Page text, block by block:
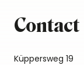
Contact
Küppersweg 19